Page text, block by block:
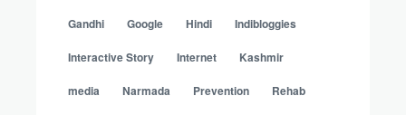
Gandhi Google Hindi Indibloggies
Interactive Story Internet Kashmir
media Narmada Prevention Rehab